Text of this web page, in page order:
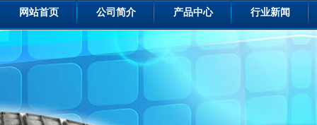
网站首页 公司简介 产品中心 行业新闻